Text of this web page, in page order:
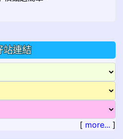
站連結
[ more... ]